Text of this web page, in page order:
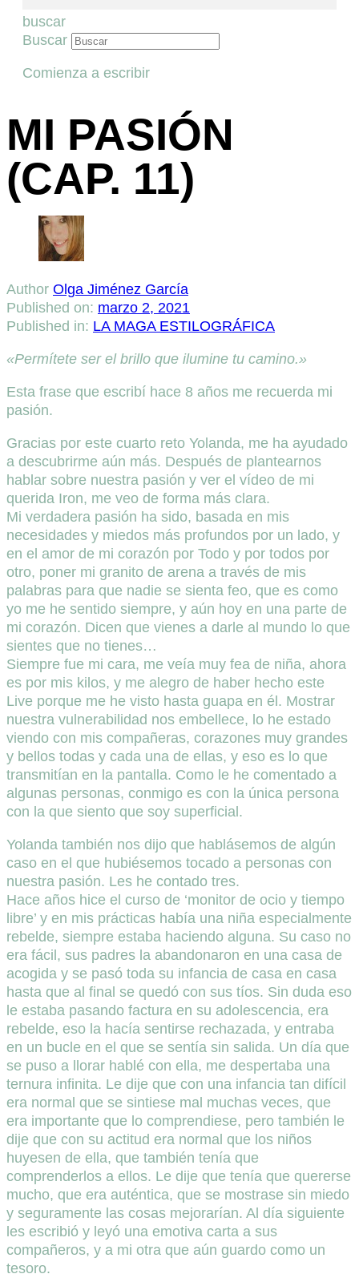
buscar
Buscar
Comienza a escribir
MI PASIÓN
(CAP. 11)
Author Olga Jiménez García
Published on: marzo 2, 2021
Published in: LA MAGA ESTILOGRÁFICA
«Permítete ser el brillo que ilumine tu camino.»
Esta frase que escribí hace 8 años me recuerda mi
pasión.
Gracias por este cuarto reto Yolanda, me ha ayudado
a descubrirme aún más. Después de plantearnos
hablar sobre nuestra pasión y ver el vídeo de mi
querida Iron, me veo de forma más clara.
Mi verdadera pasión ha sido, basada en mis
necesidades y miedos más profundos por un lado, y
en el amor de mi corazón por Todo y por todos por
otro, poner mi granito de arena a través de mis
palabras para que nadie se sienta feo, que es como
yo me he sentido siempre, y aún hoy en una parte de
mi corazón. Dicen que vienes a darle al mundo lo que
sientes que no tienes…
Siempre fue mi cara, me veía muy fea de niña, ahora
es por mis kilos, y me alegro de haber hecho este
Live porque me he visto hasta guapa en él. Mostrar
nuestra vulnerabilidad nos embellece, lo he estado
viendo con mis compañeras, corazones muy grandes
y bellos todas y cada una de ellas, y eso es lo que
transmitían en la pantalla. Como le he comentado a
algunas personas, conmigo es con la única persona
con la que siento que soy superficial.
Yolanda también nos dijo que hablásemos de algún
caso en el que hubiésemos tocado a personas con
nuestra pasión. Les he contado tres.
Hace años hice el curso de ‘monitor de ocio y tiempo
libre’ y en mis prácticas había una niña especialmente
rebelde, siempre estaba haciendo alguna. Su caso no
era fácil, sus padres la abandonaron en una casa de
acogida y se pasó toda su infancia de casa en casa
hasta que al final se quedó con sus tíos. Sin duda eso
le estaba pasando factura en su adolescencia, era
rebelde, eso la hacía sentirse rechazada, y entraba
en un bucle en el que se sentía sin salida. Un día que
se puso a llorar hablé con ella, me despertaba una
ternura infinita. Le dije que con una infancia tan difícil
era normal que se sintiese mal muchas veces, que
era importante que lo comprendiese, pero también le
dije que con su actitud era normal que los niños
huyesen de ella, que también tenía que
comprenderlos a ellos. Le dije que tenía que quererse
mucho, que era auténtica, que se mostrase sin miedo
y seguramente las cosas mejorarían. Al día siguiente
les escribió y leyó una emotiva carta a sus
compañeros, y a mi otra que aún guardo como un
tesoro.